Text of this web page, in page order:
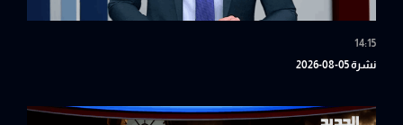
14:15
نشرة 05-08-2026